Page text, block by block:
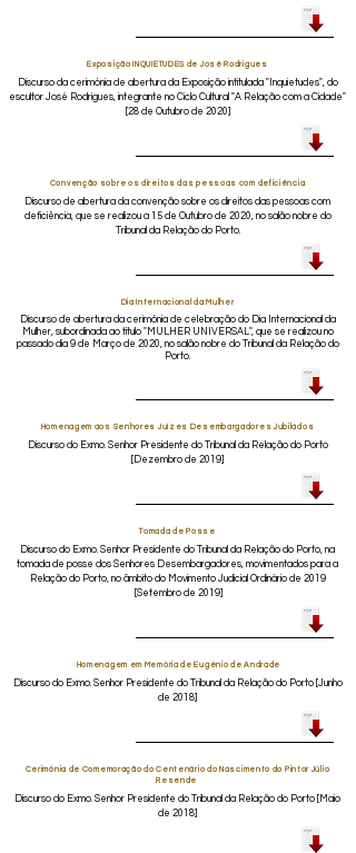
Exposição INQUIETUDES de José Rodrigues
Discurso da cerimónia de abertura da Exposição intitulada "Inquietudes", do
escultor José Rodrigues, integrante no Ciclo Cultural "A Relação com a Cidade"
[28 de Outubro de 2020]
Convenção sobre os direitos das pessoas com deficiência
Discurso de abertura da convenção sobre os direitos das pessoas com
deficiência, que se realizou a 15 de Outubro de 2020, no salão nobre do
Tribunal da Relação do Porto.
Dia Internacional da Mulher
Discurso de abertura da cerimónia de celebração do Dia Internacional da
Mulher, subordinada ao título "MULHER UNIVERSAL", que se realizou no
passado dia 9 de Março de 2020, no salão nobre do Tribunal da Relação do
Porto.
Homenagem aos Senhores Juízes Desembargadores Jubilados
Discurso do Exmo. Senhor Presidente do Tribunal da Relação do Porto
[Dezembro de 2019]
Tomada de Posse
Discurso do Exmo. Senhor Presidente do Tribunal da Relação do Porto, na
tomada de posse dos Senhores Desembargadores, movimentados para a
Relação do Porto, no âmbito do Movimento Judicial Ordinário de 2019
[Setembro de 2019]
Homenagem em Memória de Eugénio de Andrade
Discurso do Exmo. Senhor Presidente do Tribunal da Relação do Porto [Junho
de 2018]
Cerimónia de Comemoração do Centenário do Nascimento do Pintor Júlio
Resende
Discurso do Exmo. Senhor Presidente do Tribunal da Relação do Porto [Maio
de 2018]